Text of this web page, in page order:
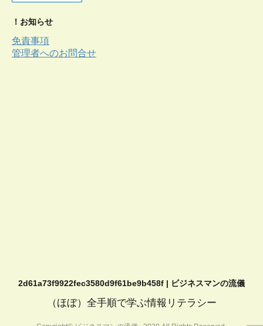
！お知らせ
免責事項
管理者へのお問合せ
2d61a73f9922fec3580d9f61be9b458f | ビジネスマンの流儀
（ほぼ）全手順で学ぶ情報リテラシー